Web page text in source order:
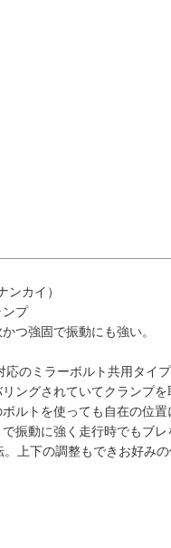
ンカイ）
プ
つ強固で振動にも強い。
のミラーボルト共用タイ
ングされていてクランプ
ルトを使っても自在の位置
振動に強く走行時でもブレ
上下の調整もできお好みの